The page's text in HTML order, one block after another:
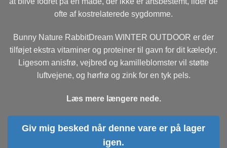
ofte af kostrelaterede sygdomme.
Bunny Nature RabbitDream WINTER OUTDOOR er der
tilføjet ekstra vitaminer og proteiner til gavn for dit kæledyr.
Ligesom anisfrø, vejbred og kamilleblomster vil støtte
luftvejene, og hørfrø og zink for en tyk pels.
Læs mere længere nede.
Giv mig besked når denne vare er på lager
igen.